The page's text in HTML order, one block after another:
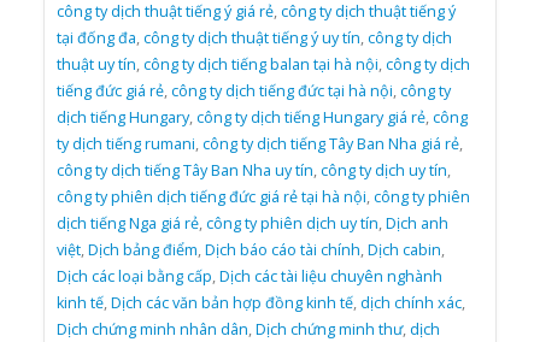
công ty dịch thuật tiếng ý giá rẻ,công ty dịch thuật tiếng ý
tại đống đa,công ty dịch thuật tiếng ý uy tín,công ty dịch
thuật uy tín,công ty dịch tiếng balan tại hà nội,công ty dịch
tiếng đức giá rẻ,công ty dịch tiếng đức tại hà nội,công ty
dịch tiếng Hungary,công ty dịch tiếng Hungary giá rẻ,công
ty dịch tiếng rumani,công ty dịch tiếng Tây Ban Nha giá rẻ,
công ty dịch tiếng Tây Ban Nha uy tín,công ty dịch uy tín,
công ty phiên dịch tiếng đức giá rẻ tại hà nội,công ty phiên
dịch tiếng Nga giá rẻ,công ty phiên dịch uy tín,Dịch anh
việt,Dịch bảng điểm,Dịch báo cáo tài chính,Dịch cabin,
Dịch các loại bằng cấp,Dịch các tài liệu chuyên nghành
kinh tế,Dịch các văn bản hợp đồng kinh tế,dịch chính xác,
Dịch chứng minh nhân dân,Dịch chứng minh thư,dịch